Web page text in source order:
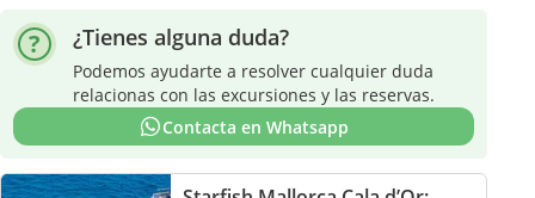
¿Tienes alguna duda?
Podemos ayudarte a resolver cualquier duda
relacionas con las excursiones y las reservas.
Contacta en Whatsapp